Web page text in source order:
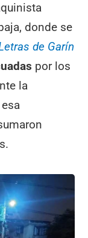
donde se
de Garín
por los
la